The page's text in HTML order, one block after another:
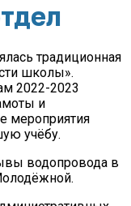
традиционная
школы».
2022-2023
и
мероприятия
учёбу.
водопровода в